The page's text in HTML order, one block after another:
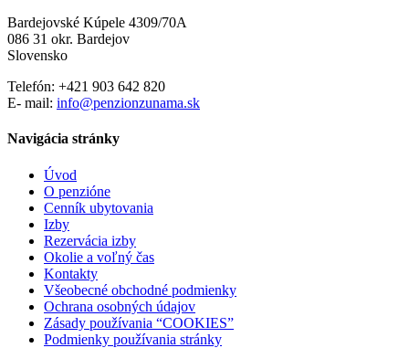
Bardejovské Kúpele 4309/70A
086 31 okr. Bardejov
Slovensko
Telefón: +421 903 642 820
E- mail: info@penzionzunama.sk
Navigácia stránky
Úvod
O penzióne
Cenník ubytovania
Izby
Rezervácia izby
Okolie a voľný čas
Kontakty
Všeobecné obchodné podmienky
Ochrana osobných údajov
Zásady používania “COOKIES”
Podmienky používania stránky